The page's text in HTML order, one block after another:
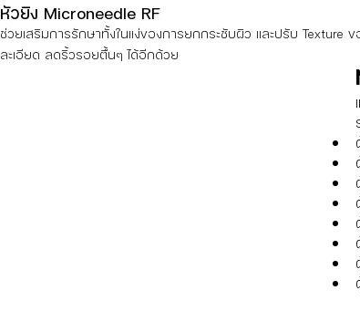
หัวยิง Microneedle RF
ช่วยเสริมการรักษาทั้งในแง่ของการยกกระชับผิว และปรับ
ละเอียด ลดริ้วรอยตื้นๆ ได้อีกด้วย